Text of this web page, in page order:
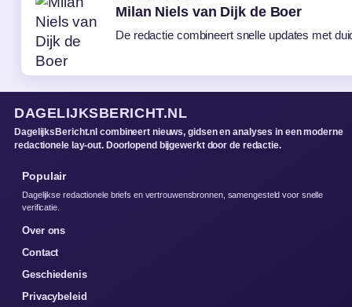
Milan Niels van Dijk de Boer
De redactie combineert snelle updates met
DAGELIJKSBERICHT.NL
DagelijksBericht.nl combineert nieuws, gidsen en analyses in een moderne
redactionele lay-out. Doorlopend bijgewerkt door de redactie.
Populair
Dagelijkse redactionele briefs en vertrouwensbronnen, samengesteld voor snelle
verificatie.
Over ons
Contact
Geschiedenis
Privacybeleid